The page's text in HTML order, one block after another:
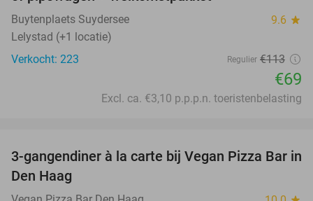
Buytenplaets Suydersee 9.6 star
Lelystad (+1 locatie)
Verkocht: 223
Regulier €113
€69
Excl. ca. €3,10 p.p.p.n. toeristenbelasting
33%
3-gangendiner à la carte bij Vegan Pizza Bar in
Den Haag